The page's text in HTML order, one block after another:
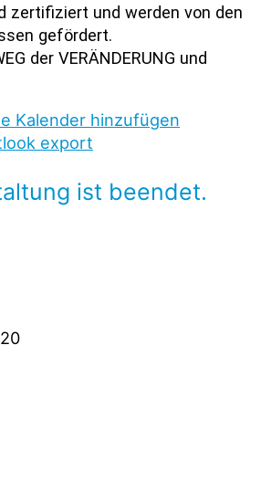
zertifiziert und werden von den
gefördert.
der VERÄNDERUNG und
Kalender hinzufügen
export
ist beendet.